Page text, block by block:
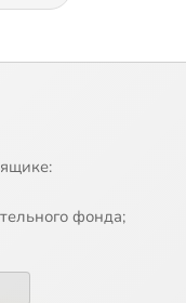
фонда;